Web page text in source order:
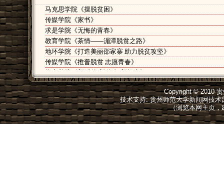
马克思学院《摆脱贫困》
传媒学院《家书》
求是学院《无悔的青春》
教育学院《茶情——湄潭脱贫之路》
地环学院《打造美丽邵家寨 助力脱贫攻坚》
传媒学院《推普脱贫 志愿青春》
物电学院《新时代·新使命·新担当》
[2020年12
文学院《穹顶之下》
[2020年12
生科院《脱贫攻坚——我们在路上》
[2020年12
美术学院《向往的生活队员们的一天》
[2020年12
Copyright © 2010
技术支持: 贵州师范大学新闻网技
（浏览本网主页，